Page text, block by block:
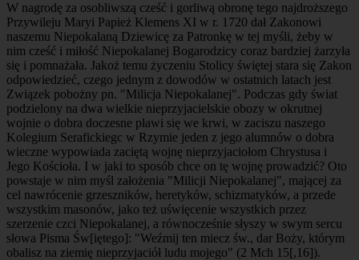
W nagrodę za osobliwszą cześć i gorliwą obronę tego najdroższego
Przywileju Maryi Papież Klemens XI w r. 1720 dał Zakonowi
naszemu Niepokalaną Dziewicę za Patronkę w tej myśli, żeby w
nim cześć i miłość Niepokalanej Bogarodzicy coraz bardziej żarzyła
się i pomnażała. Jakoż temu życzeniu Stolicy świętej stara się Zakon
odpowiedzieć, czego jednym z dowodów w ostatnich latach jest
Związek pobożny pn. "Milicja Niepokalanej". Podczas gdy świat
podzielony na dwa wielkie nieprzyjacielskie obozy w okrutnej
wojnie o dobra doczesne pławi się we krwi, w zaciszu naszego
Kolegium Serafickiegc w Rzymie jeden z jego alumnów o dobra
wieczne wypowiada zaciętą wojnę nieprzyjaciołom Chrystusa i
Jego Kościoła. I w jaki to sposób chce on tę wojnę prowadzić? Oto
powstaje w nim myśl założenia "Milicji Niepokalanej", mającej za
cel nawrócenie grzeszników, heretyków, schizmatyków, a przede
wszystkim masonów, jako też uświęcenie wszystkich przez
szerzenie czci Niepokalanej, a równocześnie słyszy w swym sercu
słowa Pisma Św[iętego]: "Weźmij ten miecz św., dar Boży, którym
obalisz na ziemię nieprzyjaciół ludu mojego" (2 Mch 15[,16]).